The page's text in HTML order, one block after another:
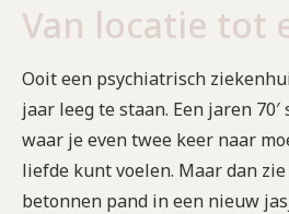
Van locatie tot
Ooit een psychiatrisch
jaar leeg te staan. Een jaren
waar je even twee keer naar
liefde kunt voelen. Maar dan
betonnen pand in een nieuw